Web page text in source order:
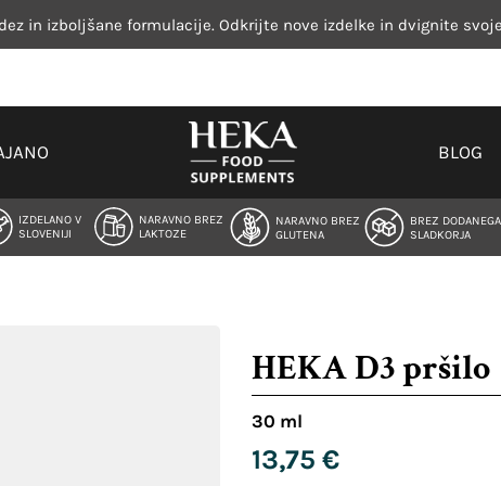
in izboljšane formulacije. Odkrijte nove izdelke in dvignite
BLOG
IZDELANO V
SLOVENIJI
NARAVNO BREZ
LAKTOZE
NARAVNO BREZ
GLUTENA
BREZ DODANEGA
SLADKORJA
HEKA D3 pršilo
30 ml
13,75 €